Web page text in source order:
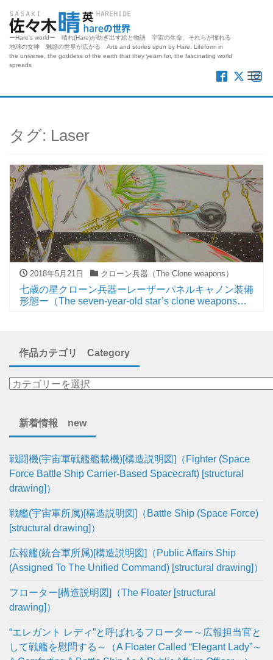
ーHare's worldー 晴れ(Hare)が紡ぎ出す絵と物語 宇宙の生命、それらが憧れる
地球の女神 魅惑の世界が広がる Arts and stories spun by Hare. Lifeform in
the universe, the goddess of the earth that they yearn for, the fascinating world
spreads
タグ: Laser
2018年5月21日 クローン兵器（The Clone weapons）
七歳の星クローン兵器ーレーザーパネルキャノン装備
形態ー（The seven-year-old star’s clone weapons
作品カテゴリ Category
新着情報 new
戦闘機(宇宙軍戦艦艦載機)[構造説明図]（Fighter (Space
Force Battle Ship Carrier-Based Spacecraft) [structural
drawing]）
戦艦(宇宙軍所属)[構造説明図]（Battle Ship (Space Force)
[structural drawing]）
広報艦(統合軍所属)[構造説明図]（Public Affairs Ship
(Assigned To The Unified Command) [structural drawing]）
フローター[構造説明図]（The Floater [structural
drawing]）
“エレガント レディ”と呼ばれるフローター～広報担当官と
して戦艦を慰問する～（A Floater Called “Elegant Lady”～